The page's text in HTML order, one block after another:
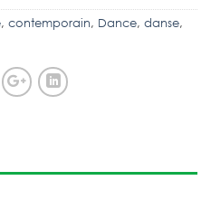
, contemporain, Dance, danse,